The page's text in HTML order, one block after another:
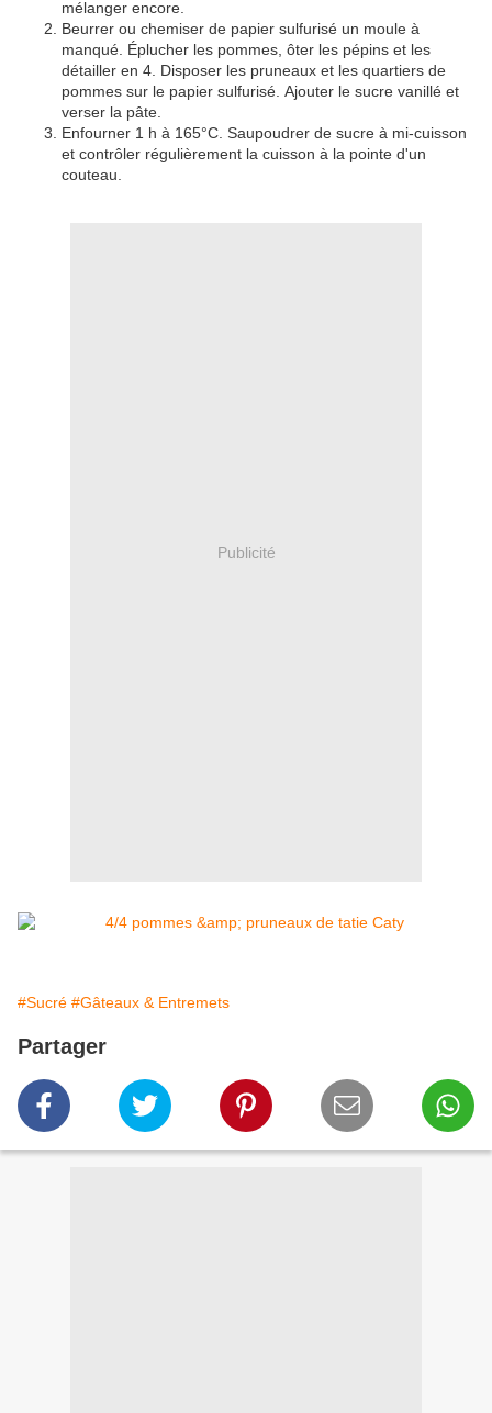
mélanger encore.
Beurrer ou chemiser de papier sulfurisé un moule à
manqué. Éplucher les pommes, ôter les pépins et les
détailler en 4. Disposer les pruneaux et les quartiers de
pommes sur le papier sulfurisé. Ajouter le sucre vanillé et
verser la pâte.
Enfourner 1 h à 165°C. Saupoudrer de sucre à mi-cuisson
et contrôler régulièrement la cuisson à la pointe d'un
couteau.
Publicité
#Sucré #Gâteaux & Entremets
Partager